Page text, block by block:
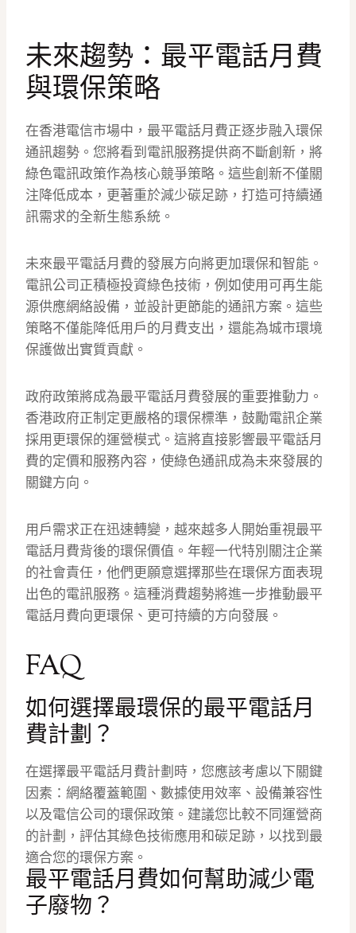
未來趨勢：最平電話月費
與環保策略
在香港電信市場中，最平電話月費正逐步融入環保
通訊趨勢。您將看到電訊服務提供商不斷創新，將
綠色電訊政策作為核心競爭策略。這些創新不僅關
注降低成本，更著重於減少碳足跡，打造可持續通
訊需求的全新生態系統。
未來最平電話月費的發展方向將更加環保和智能。
電訊公司正積極投資綠色技術，例如使用可再生能
源供應網絡設備，並設計更節能的通訊方案。這些
策略不僅能降低用戶的月費支出，還能為城市環境
保護做出實質貢獻。
政府政策將成為最平電話月費發展的重要推動力。
香港政府正制定更嚴格的環保標準，鼓勵電訊企業
採用更環保的運營模式。這將直接影響最平電話月
費的定價和服務內容，使綠色通訊成為未來發展的
關鍵方向。
用戶需求正在迅速轉變，越來越多人開始重視最平
電話月費背後的環保價值。年輕一代特別關注企業
的社會責任，他們更願意選擇那些在環保方面表現
出色的電訊服務。這種消費趨勢將進一步推動最平
電話月費向更環保、更可持續的方向發展。
FAQ
如何選擇最環保的最平電話月
費計劃？
在選擇最平電話月費計劃時，您應該考慮以下關鍵
因素：網絡覆蓋範圍、數據使用效率、設備兼容性
以及電信公司的環保政策。建議您比較不同運營商
的計劃，評估其綠色技術應用和碳足跡，以找到最
適合您的環保方案。
最平電話月費如何幫助減少電
子廢物？